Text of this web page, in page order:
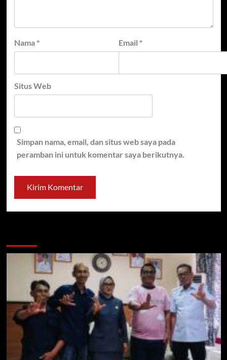
Nama * Email *
Situs Web
Simpan nama, email, dan situs web saya pada
peramban ini untuk komentar saya berikutnya.